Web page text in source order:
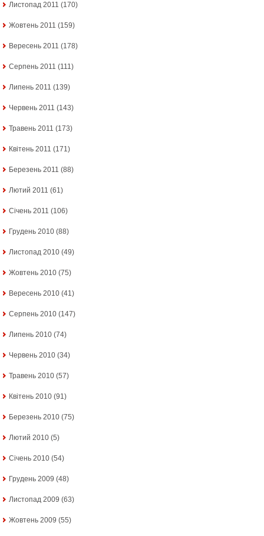
Листопад 2011 (170)
Жовтень 2011 (159)
Вересень 2011 (178)
Серпень 2011 (111)
Липень 2011 (139)
Червень 2011 (143)
Травень 2011 (173)
Квітень 2011 (171)
Березень 2011 (88)
Лютий 2011 (61)
Січень 2011 (106)
Грудень 2010 (88)
Листопад 2010 (49)
Жовтень 2010 (75)
Вересень 2010 (41)
Серпень 2010 (147)
Липень 2010 (74)
Червень 2010 (34)
Травень 2010 (57)
Квітень 2010 (91)
Березень 2010 (75)
Лютий 2010 (5)
Січень 2010 (54)
Грудень 2009 (48)
Листопад 2009 (63)
Жовтень 2009 (55)